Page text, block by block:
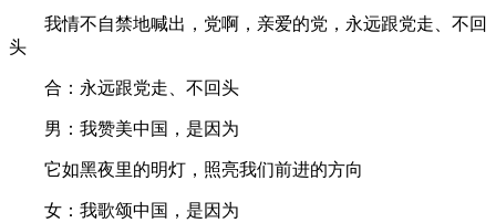
我情不自禁地喊出，党啊，亲爱的党，永远跟党走、不回
头
合：永远跟党走、不回头
男：我赞美中国，是因为
它如黑夜里的明灯，照亮我们前进的方向
女：我歌颂中国，是因为